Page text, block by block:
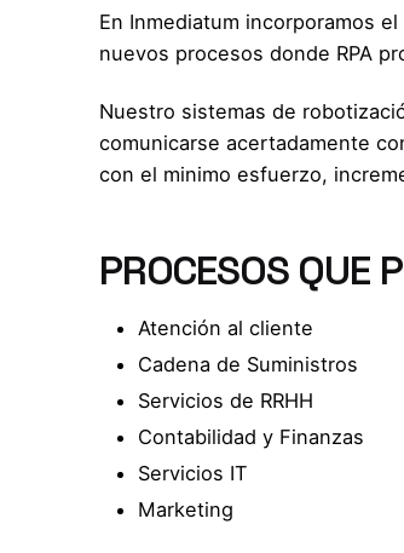
En Inmediatum incorporamos
nuevos procesos donde RPA
Nuestro sistemas de
comunicarse acertadamente
con el minimo esfuerzo,
PROCESOS QUE
Atención al cliente
Cadena de Suministros
Servicios de RRHH
Contabilidad y Finanzas
Servicios IT
Marketing